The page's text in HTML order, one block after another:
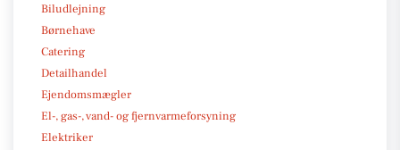
Biludlejning
Børnehave
Catering
Detailhandel
Ejendomsmægler
El-, gas-, vand- og fjernvarmeforsyning
Elektriker